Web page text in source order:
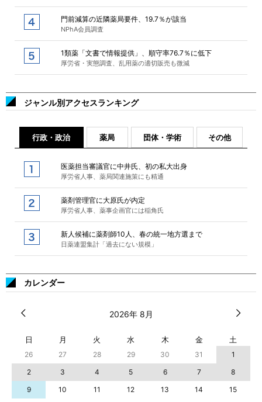
門前減算の近隣薬局要件、19.7％が該当
NPhA会員調査
1類薬「文書で情報提供」、順守率76.7％に低下
厚労省・実態調査、乱用薬の適切販売も微減
ジャンル別アクセスランキング
行政・政治 薬局 団体・学術 その他
医薬担当審議官に中井氏、初の私大出身
厚労省人事、薬局関連施策にも精通
薬剤管理官に大原氏が内定
厚労省人事、薬事企画官には稲角氏
新人候補に薬剤師10人、春の統一地方選まで
日薬連盟集計「過去にない規模」
カレンダー
2026年 8月
日 月 火 水 木 金 土
26 27 28 29 30 31
1
2
3 4 5 6 7
8
9
10 11 12 13 14
15